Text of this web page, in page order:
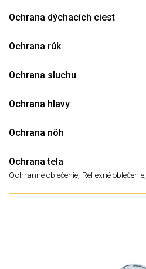
Ochrana dýchacích ciest
Ochrana rúk
Ochrana sluchu
Ochrana hlavy
Ochrana nôh
Ochrana tela
Ochranné oblečenie, Reflexné oblečenie,